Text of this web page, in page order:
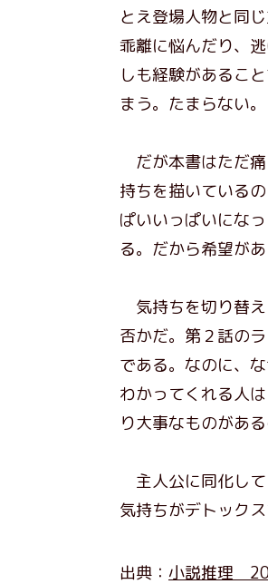
とえ登場人物と同
乖離に悩んだり、
しも経験があるこ
まう。たまらない。
だが本書はただ
持ちを描いている
ぱいいっぱいにな
る。だから希望が
気持ちを切り替
否かだ。第２話の
である。なのに、
わかってくれる人
り大事なものがある
主人公に同化して
気持ちがデトック
出典： 小説推理